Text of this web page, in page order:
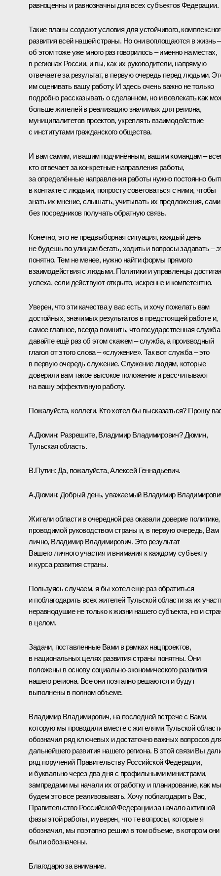
равноценны и равнозначны для всех субъектов Федерации.
Такие планы создают условия для устойчивого,
развития всей нашей страны. Но они воплощаются в жизнь –
об этом тоже уже много раз говорилось – именно на местах,
в регионах России, и вы, как их руководители, напрямую
отвечаете за результат, в первую очередь перед людьми.
им оценивать вашу работу. И здесь очень важно не только
подробно рассказывать о сделанном, но и вовлекать как
больше жителей в реализацию значимых для региона,
муниципалитетов проектов, укреплять взаимодействие
с институтами гражданского общества.
И вам самим, и вашим подчинённым, вашим командам –
кто отвечает за конкретные направления работы,
за определённые направления работы нужно постоянно
в контакте с людьми, попросту советоваться с ними, чтобы
знать их мнение, слышать, учитывать их предложения,
без посредников получать обратную связь.
Конечно, это не предвыборная ситуация, каждый день
не будешь по улицам бегать, ходить и вопросы задавать –
понятно. Тем не менее, нужно найти формы прямого
взаимодействия с людьми. Политики и управленцы
успеха, если действуют открыто, искренне и компетентно.
Уверен, что эти качества у вас есть, и хочу пожелать вам
достойных, значимых результатов в предстоящей работе и,
самое главное, всегда помнить, что государственная
давайте ещё раз об этом скажем – служба, а производный
глагол от этого слова – «служение». Так вот служба – это
в первую очередь служение. Служение людям, которые
доверили вам такое высокое положение и рассчитывают
на вашу эффективную работу.
Пожалуйста, коллеги. Кто хотел бы высказаться? Прошу
А.Дюмин: Разрешите, Владимир Владимирович? Дюмин,
Тульская область.
В.Путин: Да, пожалуйста, Алексей Геннадьевич.
А.Дюмин: Добрый день, уважаемый Владимир
Жители области в очередной раз оказали доверие политике,
проводимой руководством страны и, в первую очередь, Вам
лично, Владимир Владимирович. Это результат
Вашего личного участия и внимания к каждому субъекту
и курса развития страны.
Пользуясь случаем, я бы хотел еще раз обратиться
и поблагодарить всех жителей Тульской области за их
неравнодушие не только к жизни нашего субъекта, но и
в целом.
Задачи, поставленные Вами в рамках нацпроектов,
в национальных целях развития страны понятны. Они
положены в основу социально-экономического развития
нашего региона. Все они поэтапно решаются и будут
выполнены в полном объеме.
Владимир Владимирович, на последней встрече с Вами,
которую мы проводили вместе с жителями Тульской
обозначил ряд ключевых и достаточно важных вопросов
дальнейшего развития нашего региона. В этой связи Вы
ряд поручений Правительству Российской Федерации,
и буквально через два дня с профильными министрами,
зампредами мы начали их отработку и планирование, как мы
будем это все реализовывать. Хочу поблагодарить Вас,
Правительство Российской Федерации за начало активной
фазы этой работы, и уверен, что те вопросы, которые я
обозначил, мы поэтапно решим в том объеме, в котором они
были обозначены.
Благодарю за внимание.